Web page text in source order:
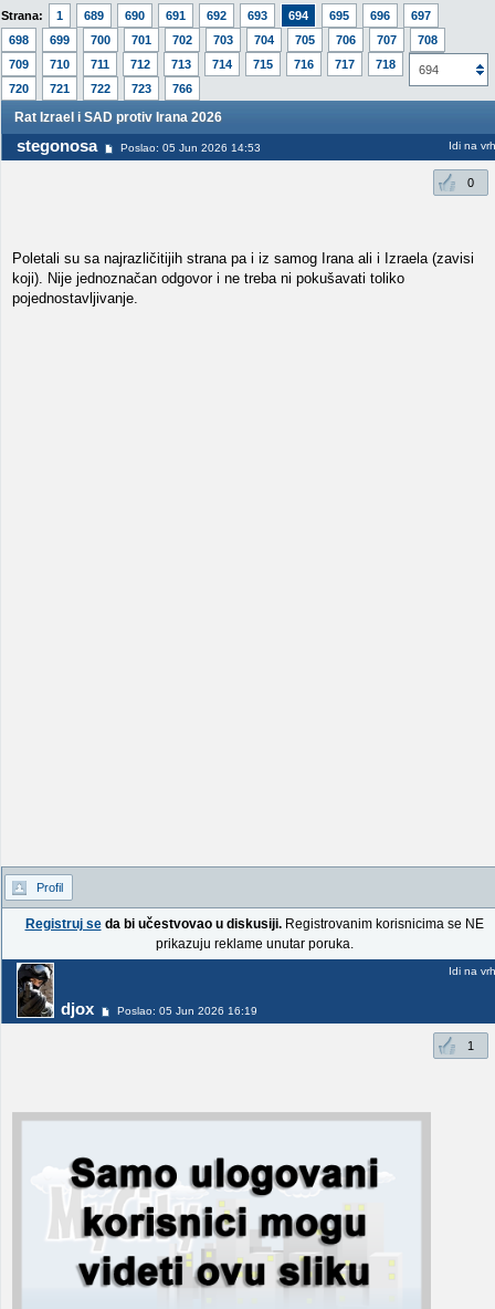
Strana: 1 689 690 691 692 693 694 695 696
697
698
699 700 701 702 703 704 705 706 707
708
709
710 711 712 713 714 715 716 717 718
719
720
721 722 723 766
694
Rat Izrael i SAD protiv Irana 2026
stegonosa Poslao: 05 Jun 2026 14:53 Idi na vrh
0
Poletali su sa najrazličitijih strana pa i iz samog Irana ali i Izraela (zavisi
koji). Nije jednoznačan odgovor i ne treba ni pokušavati toliko
pojednostavljivanje.
Profil
Registruj seda bi učestvovao u diskusiji.Registrovanim korisnicima se NE
prikazuju reklame unutar poruka.
djox Poslao: 05 Jun 2026 16:19
Idi na vrh
1